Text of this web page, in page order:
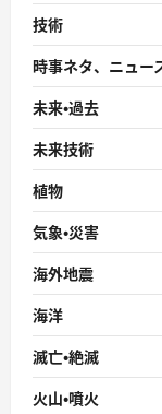
技術
時事ネタ、ニュー
未来・過去
未来技術
植物
気象・災害
海外地震
海洋
滅亡・絶滅
火山・噴火